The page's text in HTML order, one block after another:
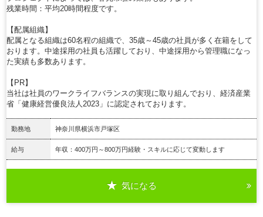
残業時間：平均20時間程度です。
【配属組織】
配属となる組織は60名程の組織で、35歳～45歳の社員が多く在籍をして
おります。中途採用の社員も活躍しており、中途採用から管理職になっ
た実績も多数あります。
【PR】
当社は社員のワークライフバランスの実現に取り組んでおり、経済産業
省「健康経営優良法人2023」に認定されております。
勤務地 神奈川県横浜市戸塚区
給与 年収：400万円～800万円経験・スキルに応じて変動します
気になる